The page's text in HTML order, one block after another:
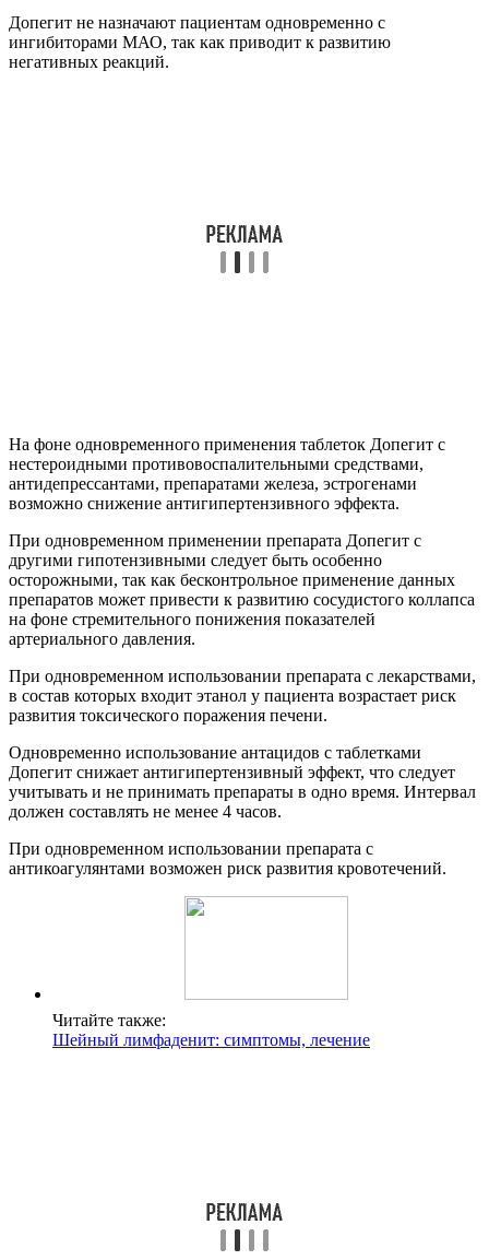
Допегит не назначают пациентам одновременно с
ингибиторами МАО, так как приводит к развитию
негативных реакций.
На фоне одновременного применения таблеток Допегит с
нестероидными противовоспалительными средствами,
антидепрессантами, препаратами железа, эстрогенами
возможно снижение антигипертензивного эффекта.
При одновременном применении препарата Допегит с
другими гипотензивными следует быть особенно
осторожными, так как бесконтрольное применение данных
препаратов может привести к развитию сосудистого коллапса
на фоне стремительного понижения показателей
артериального давления.
При одновременном использовании препарата с лекарствами,
в состав которых входит этанол у пациента возрастает риск
развития токсического поражения печени.
Одновременно использование антацидов с таблетками
Допегит снижает антигипертензивный эффект, что следует
учитывать и не принимать препараты в одно время. Интервал
должен составлять не менее 4 часов.
При одновременном использовании препарата с
антикоагулянтами возможен риск развития кровотечений.
Читайте также:
Шейный лимфаденит: симптомы, лечение